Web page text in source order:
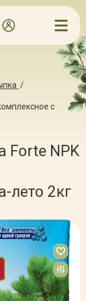
/
с
Forte NPK
лето 2кг